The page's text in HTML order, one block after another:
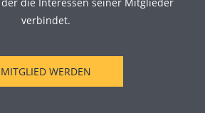
verbindet.
MITGLIED WERDEN